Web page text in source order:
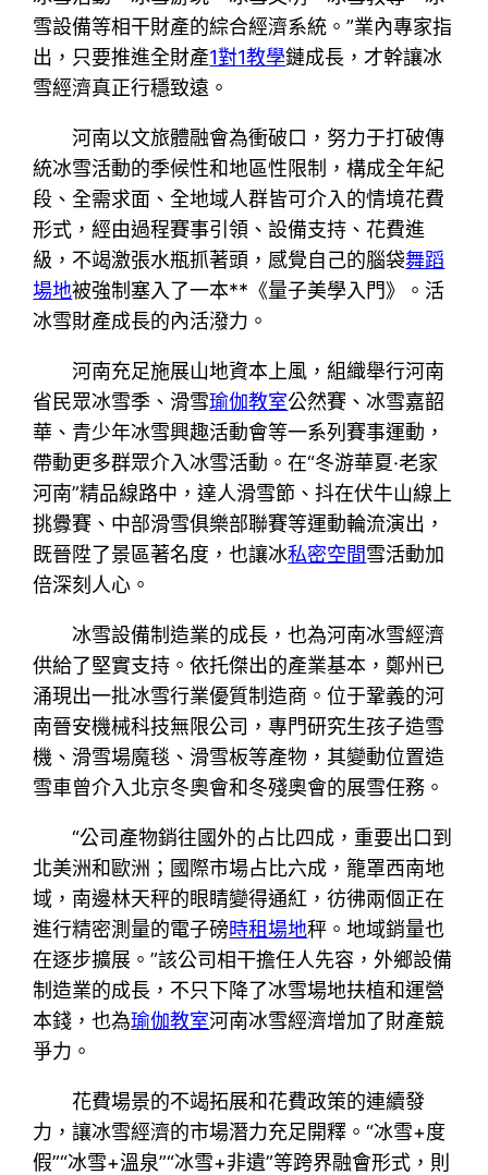
雪設備等相干財產的綜合經濟系統。”業內專家指
出，只要推進全財產1對1教學鏈成長，才幹讓冰
雪經濟真正行穩致遠。
河南以文旅體融會為衝破口，努力于打破傳
統冰雪活動的季候性和地區性限制，構成全年紀
段、全需求面、全地域人群皆可介入的情境花費
形式，經由過程賽事引領、設備支持、花費進
級，不竭激張水瓶抓著頭，感覺自己的腦袋舞蹈
場地被強制塞入了一本**《量子美學入門》。活
冰雪財產成長的內活潑力。
河南充足施展山地資本上風，組織舉行河南
省民眾冰雪季、滑雪瑜伽教室公然賽、冰雪嘉韶
華、青少年冰雪興趣活動會等一系列賽事運動，
帶動更多群眾介入冰雪活動。在“冬游華夏·老家
河南”精品線路中，達人滑雪節、抖在伏牛山線上
挑釁賽、中部滑雪俱樂部聯賽等運動輪流演出，
既晉陞了景區著名度，也讓冰私密空間雪活動加
倍深刻人心。
冰雪設備制造業的成長，也為河南冰雪經濟
供給了堅實支持。依托傑出的產業基本，鄭州已
涌現出一批冰雪行業優質制造商。位于鞏義的河
南晉安機械科技無限公司，專門研究生孩子造雪
機、滑雪場魔毯、滑雪板等產物，其變動位置造
雪車曾介入北京冬奧會和冬殘奧會的展雪任務。
“公司產物銷往國外的占比四成，重要出口到
北美洲和歐洲；國際市場占比六成，籠罩西南地
域，南邊林天秤的眼睛變得通紅，彷彿兩個正在
進行精密測量的電子磅時租場地秤。地域銷量也
在逐步擴展。”該公司相干擔任人先容，外鄉設備
制造業的成長，不只下降了冰雪場地扶植和運營
本錢，也為瑜伽教室河南冰雪經濟增加了財產競
爭力。
花費場景的不竭拓展和花費政策的連續發
力，讓冰雪經濟的市場潛力充足開釋。“冰雪+度
假”“冰雪+溫泉”“冰雪+非遺”等跨界融會形式，則